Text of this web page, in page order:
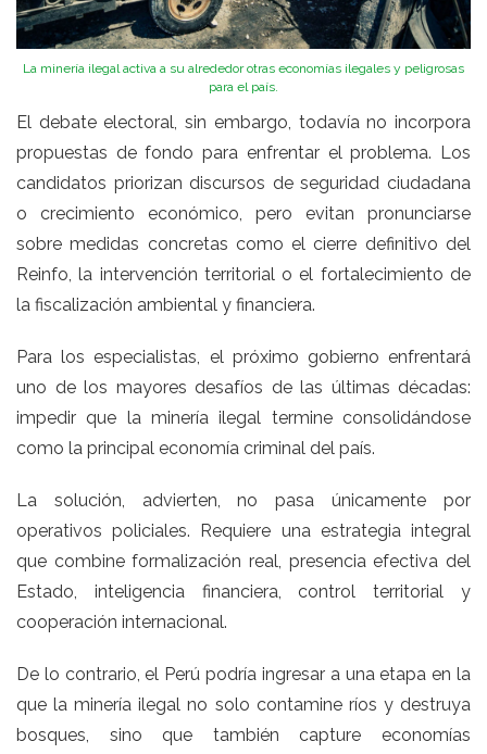
La minería ilegal activa a su alrededor otras economías ilegales y peligrosas
para el país.
El debate electoral, sin embargo, todavía no incorpora
propuestas de fondo para enfrentar el problema. Los
candidatos priorizan discursos de seguridad ciudadana
o crecimiento económico, pero evitan pronunciarse
sobre medidas concretas como el cierre definitivo del
Reinfo, la intervención territorial o el fortalecimiento de
la fiscalización ambiental y financiera.
Para los especialistas, el próximo gobierno enfrentará
uno de los mayores desafíos de las últimas décadas:
impedir que la minería ilegal termine consolidándose
como la principal economía criminal del país.
La solución, advierten, no pasa únicamente por
operativos policiales. Requiere una estrategia integral
que combine formalización real, presencia efectiva del
Estado, inteligencia financiera, control territorial y
cooperación internacional.
De lo contrario, el Perú podría ingresar a una etapa en la
que la minería ilegal no solo contamine ríos y destruya
bosques, sino que también capture economías